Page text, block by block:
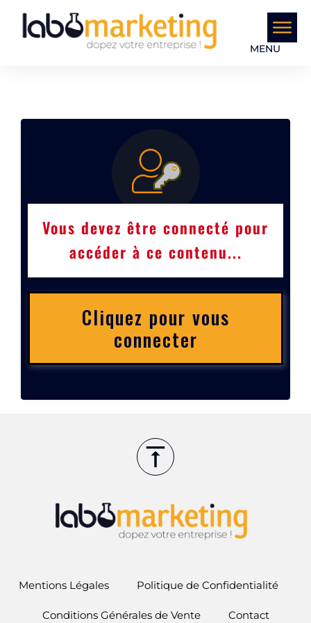
MENU
Vous devez être connecté pour
accéder à ce contenu...
Cliquez pour vous
connecter
Mentions Légales Politique de Confidentialité
Conditions Générales de Vente Contact